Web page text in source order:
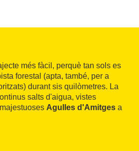
més fàcil, perquè tan sols es
forestal (apta, també, per a
durant sis quilòmetres. La
salts d'aigua, vistes
Agulles d'Amitges a